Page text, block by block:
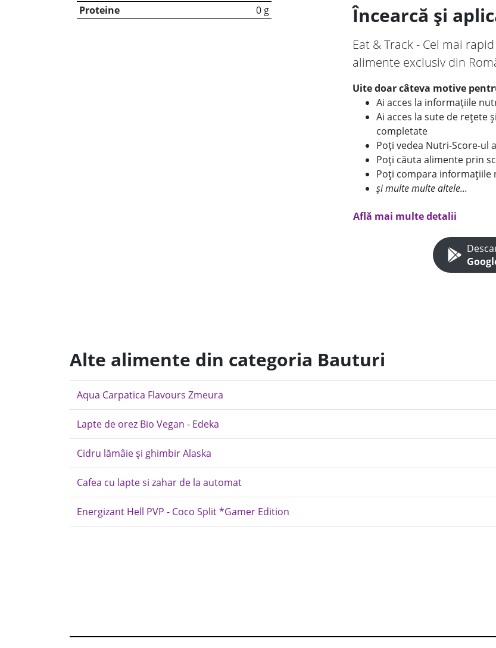
Proteine
0 g Încearcă și
Eat & Track - Cel mai
alimente exclusiv din
Uite doar câteva motive
Ai acces la informațiile
Ai acces la sute de rețete
completate
Poți vedea Nutri-Score-ul
Poți căuta alimente prin
Poți compara
și multe multe altele...
Află mai multe detalii
Alte alimente din categoria Bauturi
Aqua Carpatica Flavours Zmeura
Lapte de orez Bio Vegan - Edeka
Cidru lămâie și ghimbir Alaska
Cafea cu lapte si zahar de la automat
Energizant Hell PVP - Coco Split *Gamer Edition